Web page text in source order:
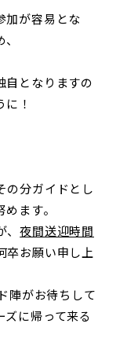
加が容易とな
自となりますの
！
の分ガイドとし
ます。
、夜間送迎時間
卒お願い申し上
陣がお待ちして
ズに帰って来る